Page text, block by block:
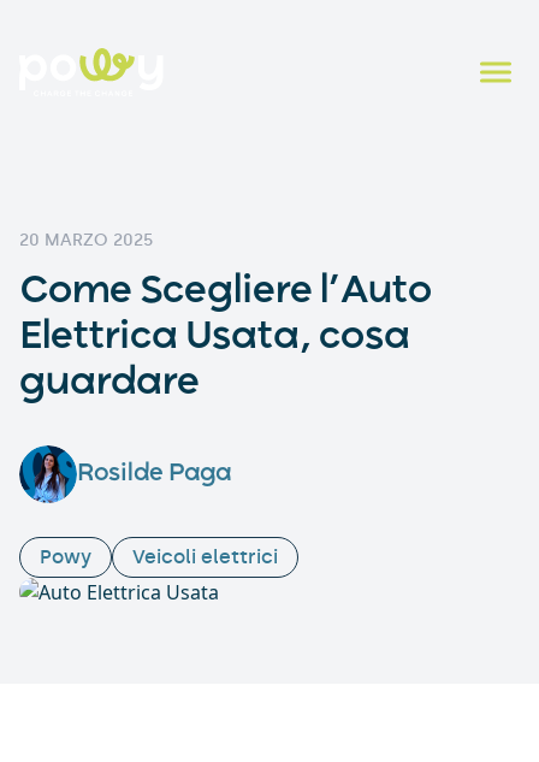
20 MARZO 2025
Come Scegliere l’Auto
Elettrica Usata, cosa
guardare
Rosilde Paga
Powy Veicoli elettrici